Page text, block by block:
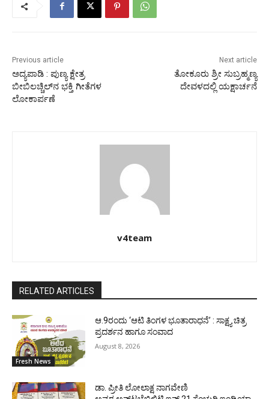
Previous article
ಅದ್ಯಪಾಡಿ : ಪುಣ್ಯ ಕ್ಷೇತ್ರ
ಬೀಬಿಲಚ್ಚಿಲ್‍ನ ಭಕ್ತಿ ಗೀತೆಗಳ
ಲೋಕಾರ್ಪಣೆ
Next article
ತೋಕೂರು ಶ್ರೀ ಸುಬ್ರಹ್ಮಣ್ಯ
ದೇವಳದಲ್ಲಿ ಯಕ್ಷಾರ್ಚನೆ
v4team
RELATED ARTICLES
Fresh News
ಆ.9ರಂದು ‘ಆಟಿ ತಿಂಗಳ ಭೂತಾರಾಧನೆ’ : ಸಾಕ್ಷ್ಯ ಚಿತ್ರ
ಪ್ರದರ್ಶನ ಹಾಗೂ ಸಂವಾದ
August 8, 2026
ಡಾ. ಪ್ರೀತಿ ಲೋಲಾಕ್ಷ ನಾಗವೇಣಿ